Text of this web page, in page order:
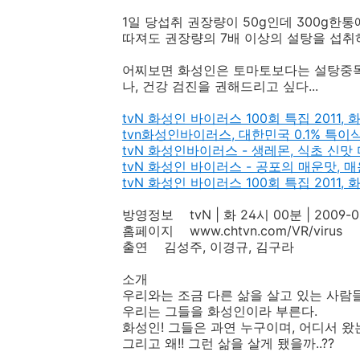
1일 당섭취 권장량이 50g인데 300g한
따져도 권장량의 7배 이상의 설탕을 섭취
어찌보면 화성인은 토마토보다는 설탕
나, 건강 검진을 권해드리고 싶다...
tvN 화성인 바이러스 100회 특집 2011,
tvn화성인바이러스, 대한민국 0.1% 특이
tvN 화성인바이러스 - 생레몬, 식초 신맛
tvN 화성인 바이러스 - 공포의 매운맛,
tvN 화성인 바이러스 100회 특집 2011,
방영정보 tvN | 화 24시 00분 | 2009-
홈페이지 www.chtvn.com/VR/virus
출연 김성주, 이경규, 김구라
소개
우리와는 조금 다른 삶을 살고 있는 사람
우리는 그들을 화성인이라 부른다.
화성인! 그들은 과연 누구이며, 어디서 왔
그리고 왜!! 그런 삶을 살게 됐을까..??